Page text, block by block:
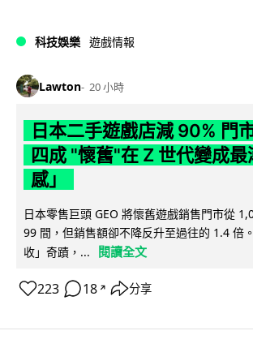
科技娛樂 遊戲情報
Lawton 20 小時
日本二手遊戲店減 90% 門
四成 "懷舊"在 Z 世代變成
感」
日本零售巨頭 GEO 將懷舊遊戲銷售門市從
99 間，但銷售額卻不降反升至過往的 1.4 倍
收」奇蹟，...
閱讀全文
223 18 ↗ 分享